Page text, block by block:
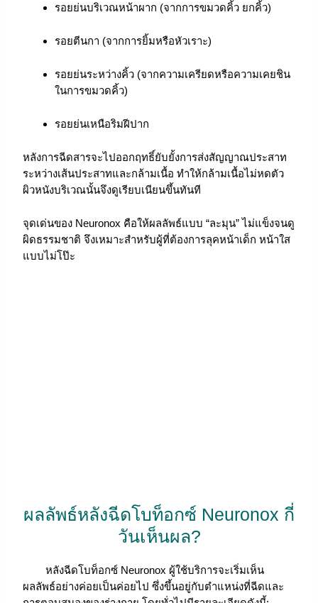
รอยย่นบริเวณหน้าผาก (จากการขมวดคิ้ว ยกคิ้ว)
รอยตีนกา (จากการยิ้มหรือหัวเราะ)
รอยย่นระหว่างคิ้ว (จากความเครียดหรือความเคยชิน
ในการขมวดคิ้ว)
รอยย่นเหนือริมฝีปาก
หลังการฉีดสารจะไปออกฤทธิ์ยับยั้งการส่งสัญญาณประสาท
ระหว่างเส้นประสาทและกล้ามเนื้อ ทำให้กล้ามเนื้อไม่หดตัว
ผิวหนังบริเวณนั้นจึงดูเรียบเนียนขึ้นทันที
จุดเด่นของ Neuronox คือให้ผลลัพธ์แบบ “ละมุน” ไม่แข็งจนดู
ผิดธรรมชาติ จึงเหมาะสำหรับผู้ที่ต้องการลุคหน้าเด็ก หน้าใส
แบบไม่โป๊ะ
ผลลัพธ์หลังฉีดโบท็อกซ์ Neuronox กี่
วันเห็นผล?
หลังฉีดโบท็อกซ์ Neuronox ผู้ใช้บริการจะเริ่มเห็น
ผลลัพธ์อย่างค่อยเป็นค่อยไป ซึ่งขึ้นอยู่กับตำแหน่งที่ฉีดและ